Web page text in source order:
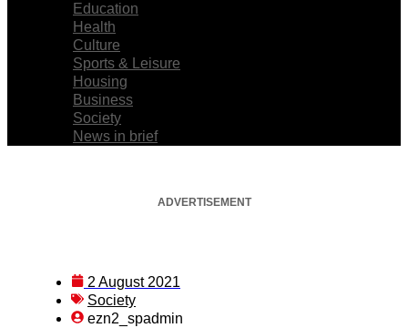
Education
Health
Culture
Sports & Leisure
Housing
Business
Society
News in brief
ADVERTISEMENT
2 August 2021
Society
ezn2_spadmin